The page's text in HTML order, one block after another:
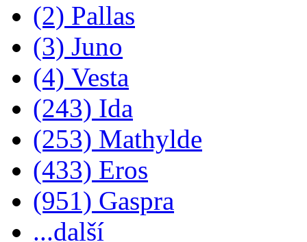
(2) Pallas
(3) Juno
(4) Vesta
(243) Ida
(253) Mathylde
(433) Eros
(951) Gaspra
...další